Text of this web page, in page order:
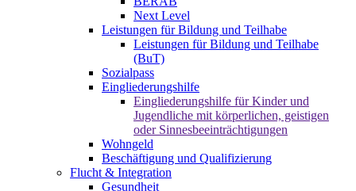
Next Level
Leistungen für Bildung und Teilhabe
Leistungen für Bildung und Teilhabe
(BuT)
Sozialpass
Eingliederungshilfe
Eingliederungshilfe für Kinder und
Jugendliche mit körperlichen, geistigen
oder Sinnesbeeinträchtigungen
Wohngeld
Beschäftigung und Qualifizierung
Flucht & Integration
Gesundheit